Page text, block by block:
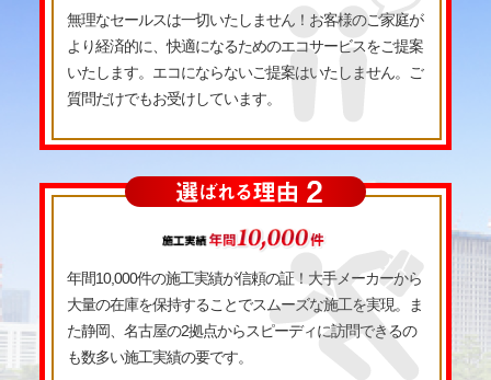
無理なセールスは一切いたしません！お客様のご家庭が
より経済的に、快適になるためのエコサービスをご提案
いたします。エコにならないご提案はいたしません。ご
質問だけでもお受けしています。
年間10,000件の施工実績が信頼の証！大手メーカーから
大量の在庫を保持することでスムーズな施工を実現。ま
た静岡、名古屋の2拠点からスピーディに訪問できるの
も数多い施工実績の要です。